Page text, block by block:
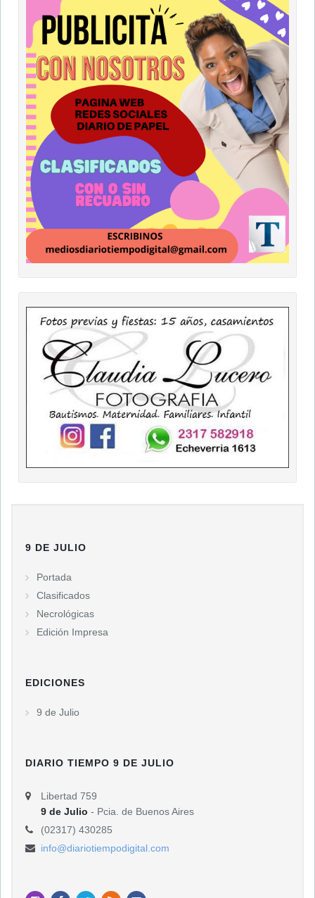
9 DE JULIO
Portada
Clasificados
Necrológicas
Edición Impresa
EDICIONES
9 de Julio
DIARIO TIEMPO 9 DE JULIO
Libertad 759
9 de Julio - Pcia. de Buenos Aires
(02317) 430285
info@diariotiempodigital.com